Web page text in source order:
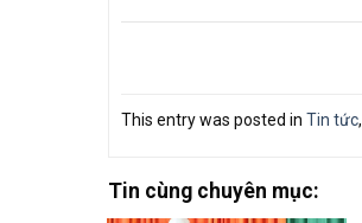
This entry was posted in Tin tức,
Tin cùng chuyên mục: